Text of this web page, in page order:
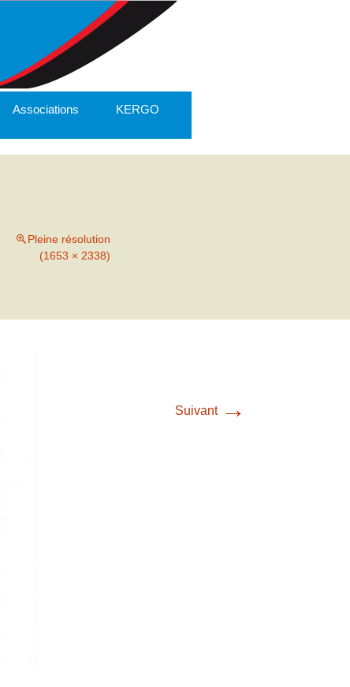
Associations KERGO
Pleine résolution
(1653 × 2338)
Suivant →